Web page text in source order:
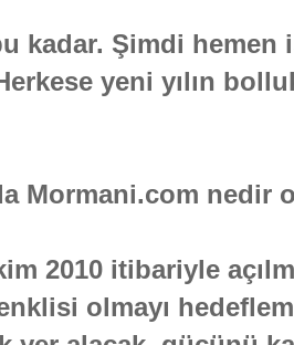
kadar. Şimdi
yeni yılın
Mormani.com nedir
2010 itibariyle
olmayı